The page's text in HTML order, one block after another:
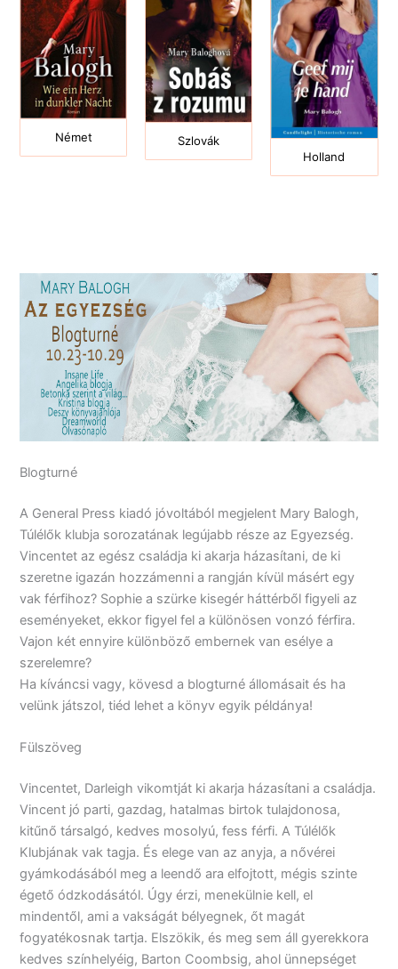
Német
Szlovák
Holland
Blogturné
A General Press kiadó jóvoltából megjelent Mary Balogh,
Túlélők klubja sorozatának legújabb része az Egyezség.
Vincentet az egész családja ki akarja házasítani, de ki
szeretne igazán hozzámenni a rangján kívül másért egy
vak férfihoz? Sophie a szürke kisegér háttérből figyeli az
eseményeket, ekkor figyel fel a különösen vonzó férfira.
Vajon két ennyire különböző embernek van esélye a
szerelemre?
Ha kíváncsi vagy, kövesd a blogturné állomásait és ha
velünk játszol, tiéd lehet a könyv egyik példánya!
Fülszöveg
Vincentet, ​Darleigh vikomtját ki akarja házasítani a családja.
Vincent jó parti, gazdag, hatalmas birtok tulajdonosa,
kitűnő társalgó, kedves mosolyú, fess férfi. A Túlélők
Klubjának vak tagja. És elege van az anyja, a nővérei
gyámkodásából meg a leendő ara elfojtott, mégis szinte
égető ódzkodásától. Úgy érzi, menekülnie kell, el
mindentől, ami a vakságát bélyegnek, őt magát
fogyatékosnak tartja. Elszökik, és meg sem áll gyerekkora
kedves színhelyéig, Barton Coombsig, ahol ünnepséget